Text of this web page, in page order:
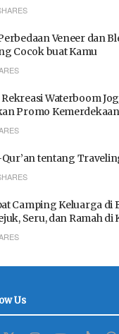
Veneer dan
Cocok buat Kamu
Waterboom
Promo Kemerdekaan
Qur’an tentang
Camping Keluarga di
Seru, dan Ramah di
Us